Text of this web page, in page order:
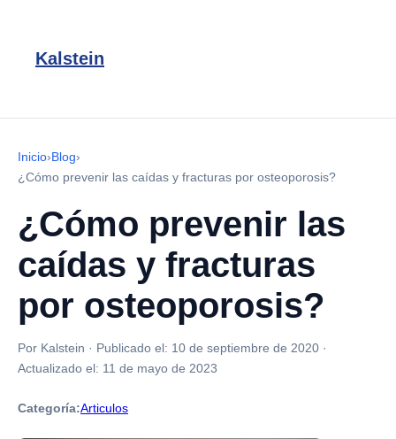
Kalstein
Inicio›Blog›
¿Cómo prevenir las caídas y fracturas por osteoporosis?
¿Cómo prevenir las
caídas y fracturas
por osteoporosis?
Por Kalstein · Publicado el: 10 de septiembre de 2020 ·
Actualizado el: 11 de mayo de 2023
Categoría:Articulos